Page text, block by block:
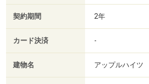
契約期間 2年
カード決済 -
建物名 アップルハイツ